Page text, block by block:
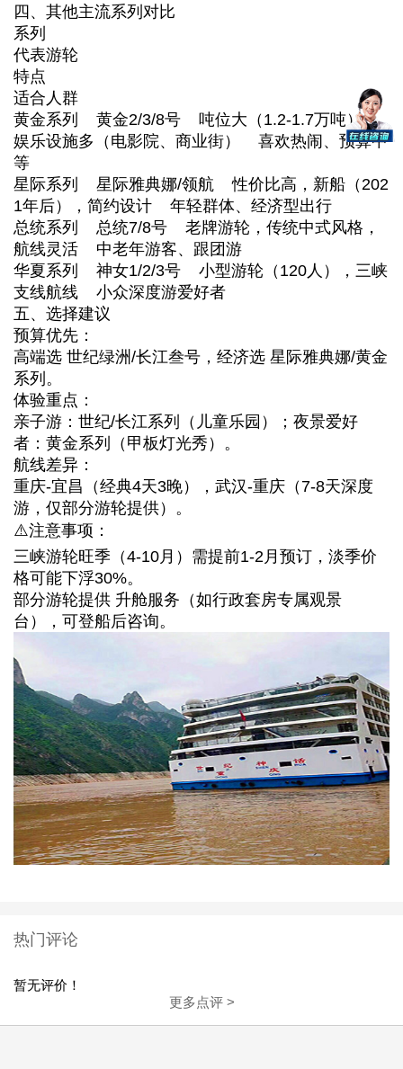
四、其他主流系列对比
系列
代表游轮
特点
适合人群
黄金系列 黄金2/3/8号 吨位大（1.2-1.7万吨），
娱乐设施多（电影院、商业街） 喜欢热闹、预算中
等
星际系列 星际雅典娜/领航 性价比高，新船（202
1年后），简约设计 年轻群体、经济型出行
总统系列 总统7/8号 老牌游轮，传统中式风格，
航线灵活 中老年游客、跟团游
华夏系列 神女1/2/3号 小型游轮（120人），三峡
支线航线 小众深度游爱好者
五、选择建议
预算优先：
高端选 世纪绿洲/长江叁号，经济选 星际雅典娜/黄金
系列。
体验重点：
亲子游：世纪/长江系列（儿童乐园）；夜景爱好
者：黄金系列（甲板灯光秀）。
航线差异：
重庆-宜昌（经典4天3晚），武汉-重庆（7-8天深度
游，仅部分游轮提供）。
⚠️注意事项：
三峡游轮旺季（4-10月）需提前1-2月预订，淡季价
格可能下浮30%。
部分游轮提供 升舱服务（如行政套房专属观景
台），可登船后咨询。
热门评论
暂无评价！
更多点评 >